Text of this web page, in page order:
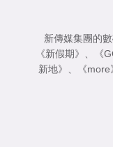
新傳媒集團的
《新假期》
《
新地》
《more